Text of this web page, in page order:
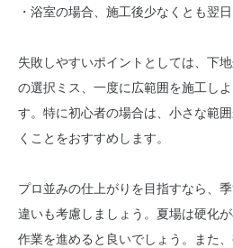
・浴室の場合、施工後少なくとも翌
失敗しやすいポイントとしては、下
の選択ミス、一度に広範囲を施工し
す。特に初心者の場合は、小さな範
くことをおすすめします。
プロ並みの仕上がりを目指すなら、
違いも考慮しましょう。夏場は硬化
作業を進めると良いでしょう。また